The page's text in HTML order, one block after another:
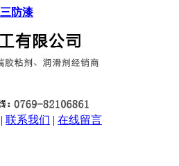
三防漆
| 联系我们 | 在线留言